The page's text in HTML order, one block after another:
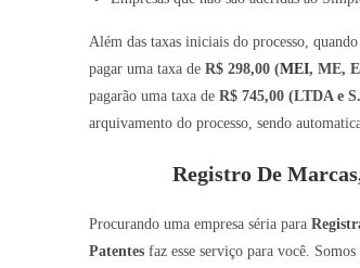
Além das taxas iniciais do processo,
pagar uma taxa de R$ 298,00 (MEI, ME,
pagarão uma taxa de R$ 745,00 (LTDA e
arquivamento do processo, sendo
Registro De
Procurando uma empresa séria para
Patentes faz esse serviço para você.